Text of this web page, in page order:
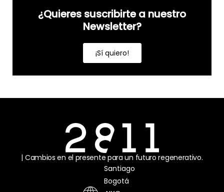
¿Quieres suscribirte a nuestro
Newsletter?
¡Sí quiero!
| Cambios en el presente para un futuro regenerativo.
Santiago
Bogotá